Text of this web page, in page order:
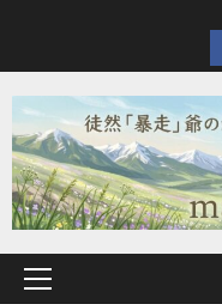
を
ス
キ
ッ
プ
メ